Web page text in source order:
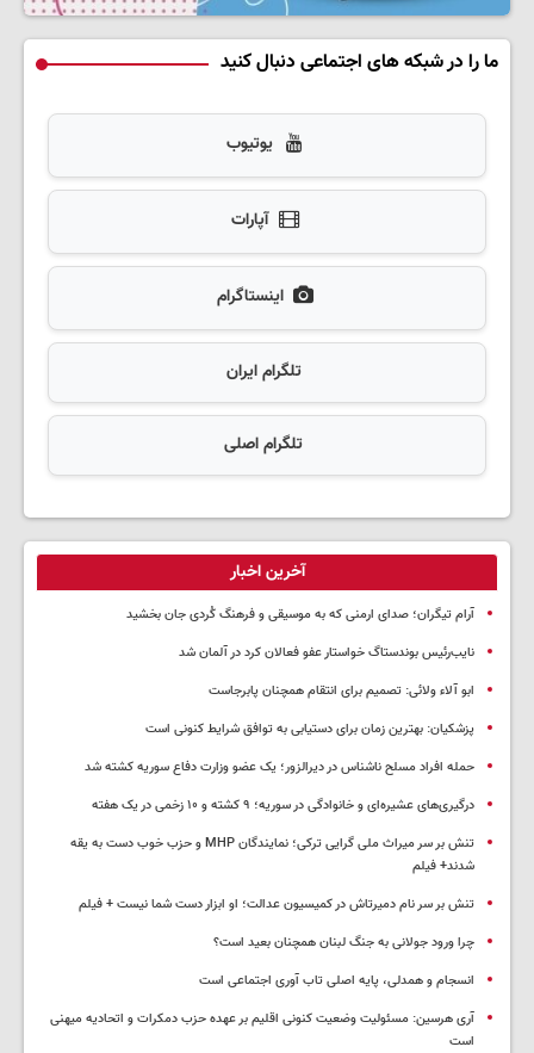
ما را در شبکه های اجتماعی دنبال کنید
یوتیوب
آپارات
اینستاگرام
تلگرام ایران
تلگرام اصلی
آخرین اخبار
آرام تیگران؛ صدای ارمنی که به موسیقی و فرهنگ کُردی جان بخشید
نایب‌رئیس بوندستاگ خواستار عفو فعالان کرد در آلمان شد
ابو آلاء ولائی: تصمیم برای انتقام همچنان پابرجاست
پزشکیان‌: بهترین زمان برای دستیابی به توافق شرایط کنونی است
حمله افراد مسلح ناشناس در دیرالزور؛ یک عضو وزارت دفاع سوریه کشته شد
درگیری‌های عشیره‌ای و خانوادگی در سوریه؛ ۹ کشته و ۱۰ زخمی در یک هفته
تنش بر سر میراث ملی گرایی ترکی؛ نمایندگان MHP و حزب خوب دست به یقه
شدند+ فیلم
تنش بر سر نام دمیرتاش در کمیسیون عدالت؛ او ابزار دست شما نیست + فیلم
چرا ورود جولانی به جنگ لبنان همچنان بعید است؟
انسجام و همدلی، پایه اصلی تاب آوری اجتماعی است
آری هرسین: مسئولیت وضعیت کنونی اقلیم بر عهده حزب دمکرات و اتحادیه میهنی
است